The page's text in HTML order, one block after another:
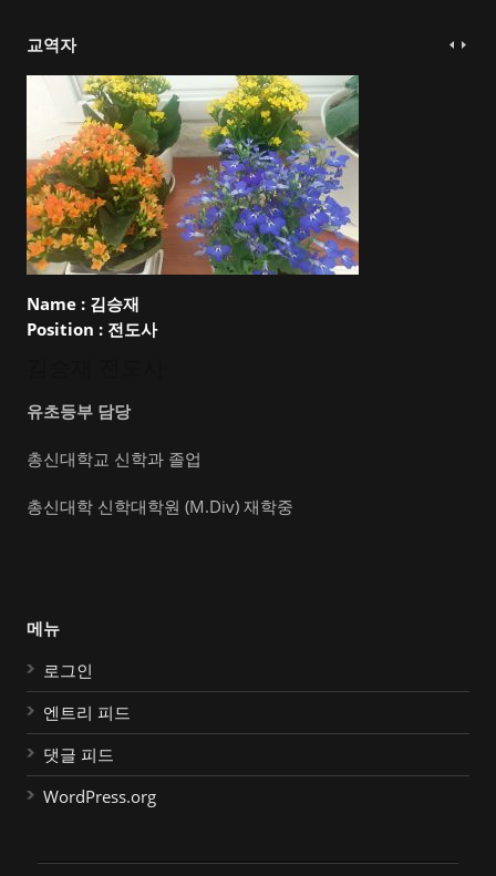
교역자
Name : 김승재
Position : 전도사
유초등부 담당
총신대학교 신학과 졸업
총신대학 신학대학원 (M.Div) 재학중
메뉴
로그인
엔트리 피드
댓글 피드
WordPress.org